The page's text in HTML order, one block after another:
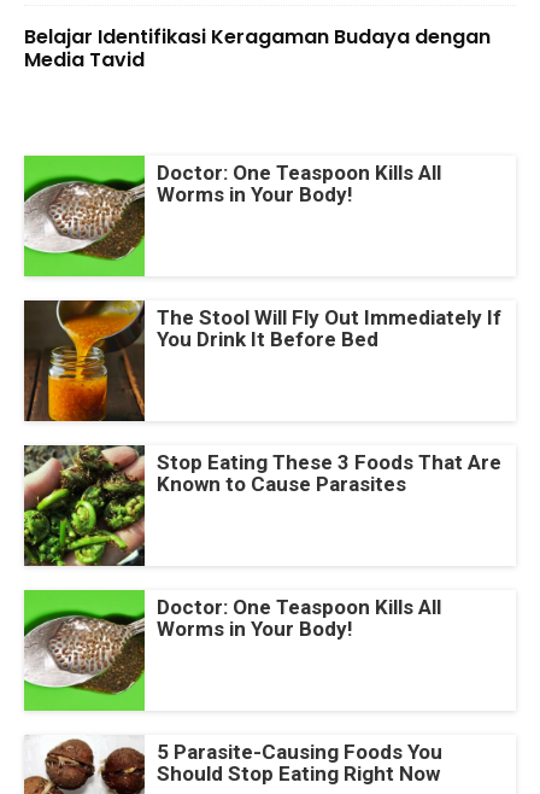
Belajar Identifikasi Keragaman Budaya dengan
Media Tavid
Doctor: One Teaspoon Kills All
Worms in Your Body!
The Stool Will Fly Out Immediately If
You Drink It Before Bed
Stop Eating These 3 Foods That Are
Known to Cause Parasites
Doctor: One Teaspoon Kills All
Worms in Your Body!
5 Parasite-Causing Foods You
Should Stop Eating Right Now